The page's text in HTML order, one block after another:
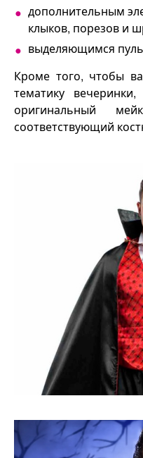
дополнительным
клыков, порезов и
выделяющимся
Кроме того, чтобы
тематику
оригинальный
соответствующий